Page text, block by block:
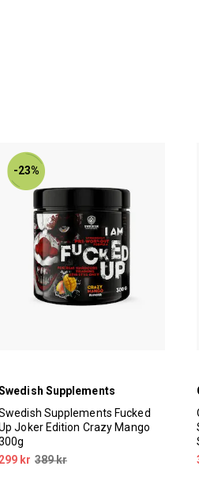
-23%
Supplements
Supplements Fucked
Joker Edition Crazy Mango
299 kr 389 kr